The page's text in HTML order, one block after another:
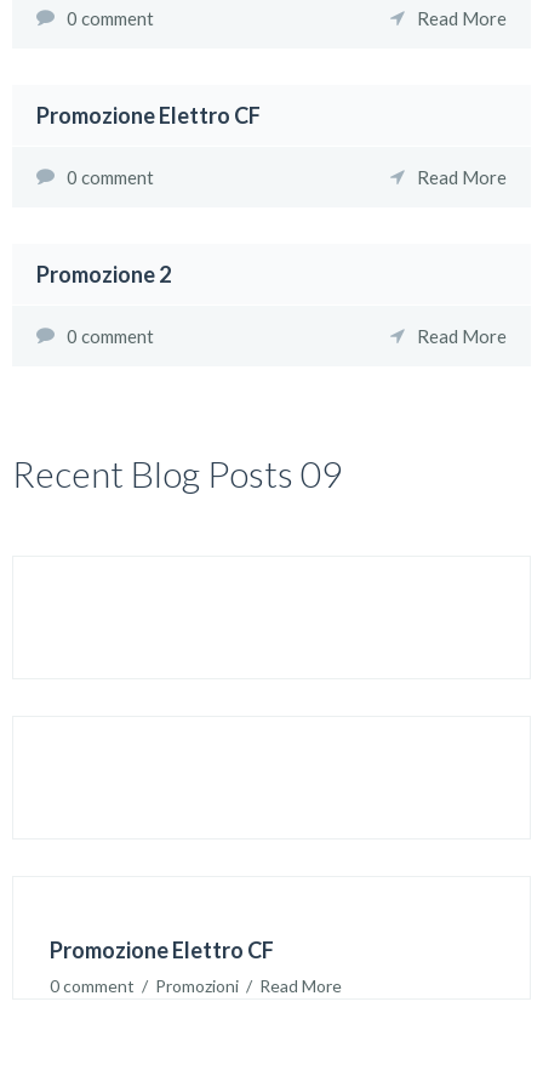
0 comment Read More
Promozione Elettro CF
0 comment Read More
Promozione 2
0 comment Read More
Recent Blog Posts 09
Promozione Elettro CF
0 comment
  /
Promozioni
  /
Read More